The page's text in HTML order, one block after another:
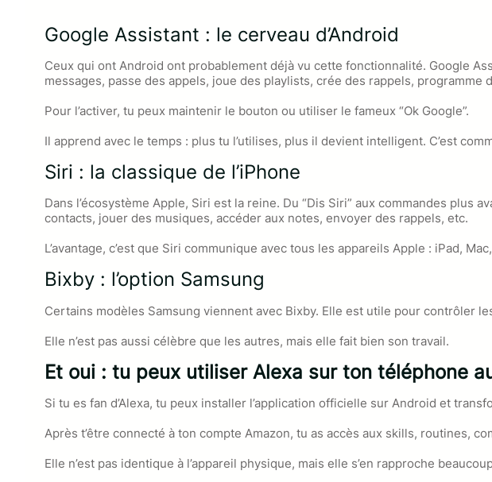
Google Assistant : le cerveau d’Android
Ceux qui ont Android ont probablement déjà vu cette fonctionnalité. Google
messages, passe des appels, joue des playlists, crée des rappels,
Pour l’activer, tu peux maintenir le bouton ou utiliser le fameux “Ok Google”.
Il apprend avec le temps : plus tu l’utilises, plus il devient intelligent. C’est
Siri : la classique de l’iPhone
Dans l’écosystème Apple, Siri est la reine. Du “Dis Siri” aux commandes
contacts, jouer des musiques, accéder aux notes, envoyer des rappels, etc.
L’avantage, c’est que Siri communique avec tous les appareils Apple : iPad,
Bixby : l’option Samsung
Certains modèles Samsung viennent avec Bixby. Elle est utile pour contrôler
Elle n’est pas aussi célèbre que les autres, mais elle fait bien son travail.
Et oui : tu peux utiliser Alexa sur ton téléphone
Si tu es fan d’Alexa, tu peux installer l’application officielle sur Android et
Après t’être connecté à ton compte Amazon, tu as accès aux skills, routines,
Elle n’est pas identique à l’appareil physique, mais elle s’en rapproche